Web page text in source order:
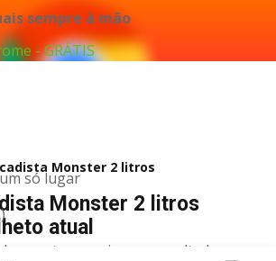
sempre à mão
- GRÁTIS
só lugar
Monster 2 litros
Monster 2 litros
atual
encontrar quaisquer resultados